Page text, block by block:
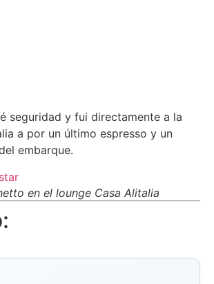
seguridad y fui directamente a la
a por un último espresso y un
embarque.
en el lounge Casa Alitalia